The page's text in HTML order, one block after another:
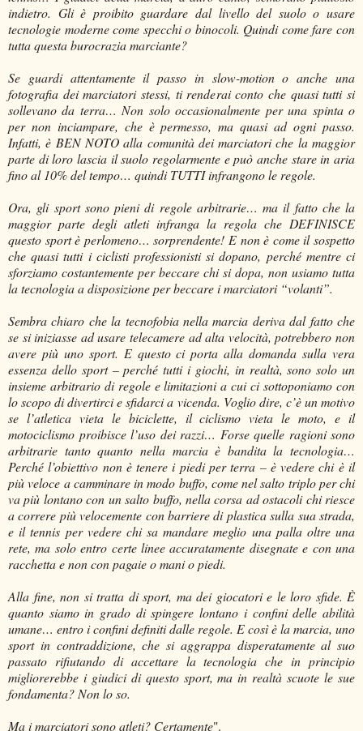
indietro. Gli è proibito guardare dal livello del suolo o usare
tecnologie moderne come specchi o binocoli. Quindi come fare con
tutta questa burocrazia marciante?
Se guardi attentamente il passo in slow-motion o anche una
fotografia dei marciatori stessi, ti renderai conto che quasi tutti si
sollevano da terra… Non solo occasionalmente per una spinta o
per non inciampare, che è permesso, ma quasi ad ogni passo.
Infatti, è BEN NOTO alla comunità dei marciatori che la maggior
parte di loro lascia il suolo regolarmente e può anche stare in aria
fino al 10% del tempo… quindi TUTTI infrangono le regole.
Ora, gli sport sono pieni di regole arbitrarie… ma il fatto che la
maggior parte degli atleti infranga la regola che DEFINISCE
questo sport è perlomeno… sorprendente! E non è come il sospetto
che quasi tutti i ciclisti professionisti si dopano, perché mentre ci
sforziamo costantemente per beccare chi si dopa, non usiamo tutta
la tecnologia a disposizione per beccare i marciatori “volanti”.
Sembra chiaro che la tecnofobia nella marcia deriva dal fatto che
se si iniziasse ad usare telecamere ad alta velocità, potrebbero non
avere più uno sport. E questo ci porta alla domanda sulla vera
essenza dello sport – perché tutti i giochi, in realtà, sono solo un
insieme arbitrario di regole e limitazioni a cui ci sottoponiamo con
lo scopo di divertirci e sfidarci a vicenda. Voglio dire, c’è un motivo
se l’atletica vieta le biciclette, il ciclismo vieta le moto, e il
motociclismo proibisce l’uso dei razzi… Forse quelle ragioni sono
arbitrarie tanto quanto nella marcia è bandita la tecnologia…
Perché l’obiettivo non è tenere i piedi per terra – è vedere chi è il
più veloce a camminare in modo buffo, come nel salto triplo per chi
va più lontano con un salto buffo, nella corsa ad ostacoli chi riesce
a correre più velocemente con barriere di plastica sulla sua strada,
e il tennis per vedere chi sa mandare meglio una palla oltre una
rete, ma solo entro certe linee accuratamente disegnate e con una
racchetta e non con pagaie o mani o piedi.
Alla fine, non si tratta di sport, ma dei giocatori e le loro sfide. È
quanto siamo in grado di spingere lontano i confini delle abilità
umane… entro i confini definiti dalle regole. E così è la marcia, uno
sport in contraddizione, che si aggrappa disperatamente al suo
passato rifiutando di accettare la tecnologia che in principio
migliorerebbe i giudici di questo sport, ma in realtà scuote le sue
fondamenta? Non lo so.
Ma i marciatori sono atleti? Certamente".